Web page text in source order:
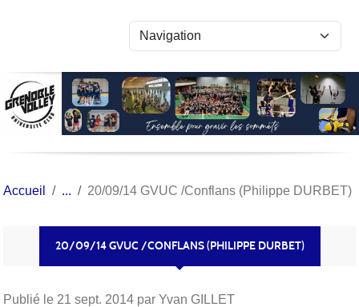
Accueil 20/09/14 GVUC /Conflans (Philippe DURBET)
20/09/14 GVUC /CONFLANS (PHILIPPE DURBET)
Publié le 21 sept. 2014 par Yvan GILLET